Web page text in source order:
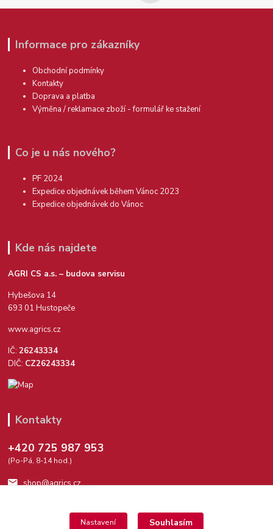
Informace pro zákazníky
Obchodní podmínky
Kontakty
Doprava a platba
Výměna / reklamace zboží - formulář ke stažení
Co je u nás nového?
PF 2024
Expedice objednávek během Vánoc 2023
Expedice objednávek do Vánoc
Kde nás najdete
AGRI CS a.s. – budova servisu
Hybešova 14
693 01 Hustopeče
www.agrics.cz
IČ:26243334
DIČ: CZ26243334
Kontakty
+420 725 987 953
(Po-Pá, 8-14 hod.)
shop@agrics.cz
Nastavení Souhlasím